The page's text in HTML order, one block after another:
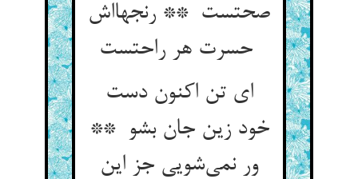
صحتست ** رنجهااش
ای تن اکنون دست
خود زین جان بشو **
ور نمی‌شویی جز این